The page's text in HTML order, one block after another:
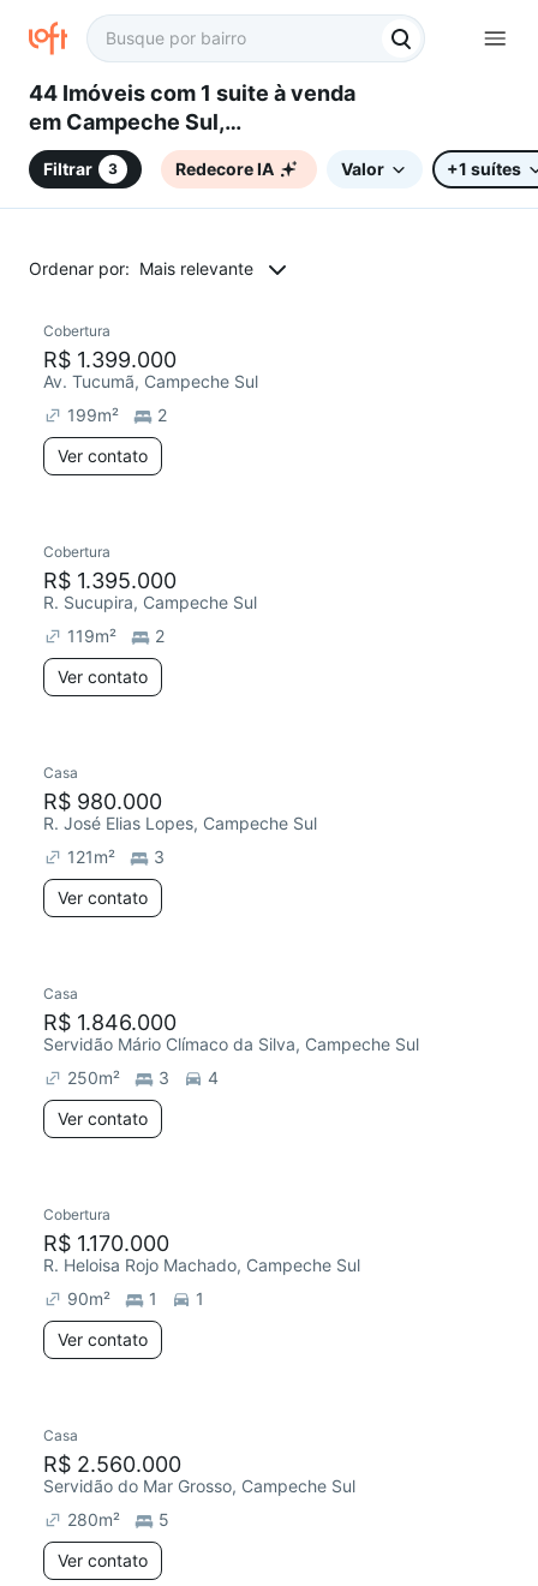
44 Imóveis com 1 suite à venda
em Campeche Sul,
Florianópolis, SC
Filtrar 3 Redecore IA Valor +1 suítes
Ordenar por: Mais relevante
Chegou este mês
Cobertura
R$ 1.399.000
Av. Tucumã, Campeche Sul
199m²
2
Ver contato
Chegou este mês
Cobertura
R$ 1.395.000
R. Sucupira, Campeche Sul
119m²
2
Ver contato
Casa
R$ 980.000
R. José Elias Lopes, Campeche Sul
121m²
3
Ver contato
Chegou este mês
Casa
R$ 1.846.000
Servidão Mário Clímaco da Silva, Campeche Sul
250m² 3
4
Ver contato
Cobertura
R$ 1.170.000
R. Heloisa Rojo Machado, Campeche Sul
90m² 1
1
Ver contato
Casa
R$ 2.560.000
Servidão do Mar Grosso, Campeche Sul
280m²
5
Ver contato